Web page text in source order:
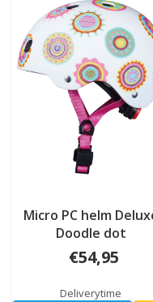
Micro PC helm
Doodle dot
€54,95
Deliverytime